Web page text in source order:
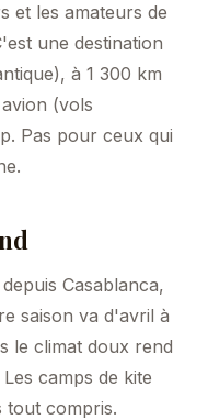
et les amateurs de
une destination
à 1 300 km
(vols
Pas pour ceux qui
Casablanca,
saison va d'avril à
le climat doux rend
camps de kite
tout compris.